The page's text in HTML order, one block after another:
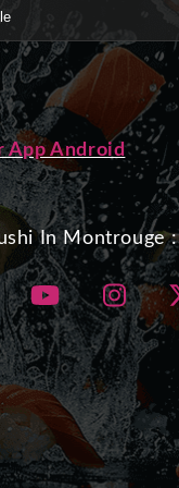
App Android
In Montrouge :